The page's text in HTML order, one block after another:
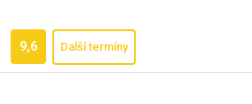
9,6 Další termíny